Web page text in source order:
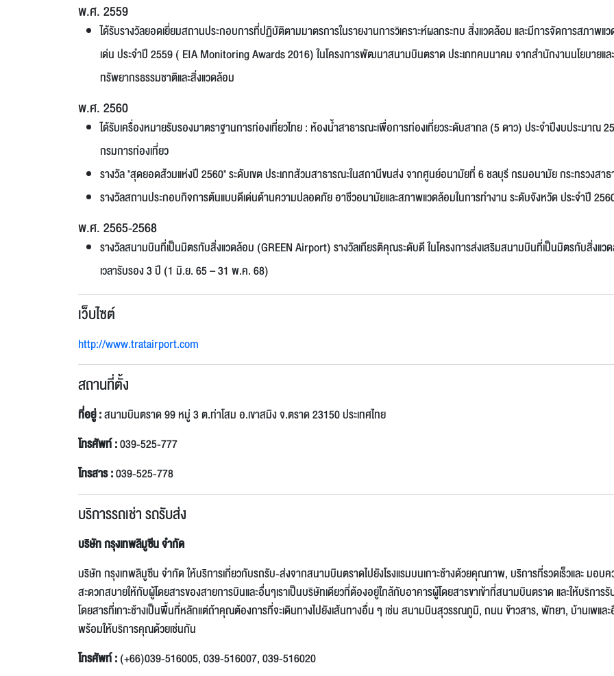
พ.ศ. 2559
ได้รับรางวัลยอดเยี่ยมสถานประกอบการที่ปฏิบัติตามมาตรการในรายงานการวิเคราะห์ผลกระทบ สิ่งแวดล้อม และมีการจัดการสภาพแ
เด่น ประจำปี 2559 ( EIA Monitoring Awards 2016) ในโครงการพัฒนาสนามบินตราด ประเภทคมนาคม จากสำนักงานนโยบายแล
ทรัพยากรธรรมชาติและสิ่งแวดล้อม
พ.ศ. 2560
ได้รับเครื่องหมายรับรองมาตราฐานการท่องเที่ยวไทย : ห้องน้ำสาธารณะเพื่อการท่องเที่ยวระดับสากล (5 ดาว) ประจำปีงบประมาณ
กรมการท่องเที่ยว
รางวัล "สุดยอดส้วมแห่งปี 2560" ระดับเขต ประเภทส้วมสาธารณะในสถานีขนส่ง จากศูนย์อนามัยที่ 6 ชลบุรี กรมอนามัย กระทรวงสา
รางวัลสถานประกอบกิจการต้นแบบดีเด่นด้านความปลอดภัย อาชีวอนามัยและสภาพแวดล้อมในการทำงาน ระดับจังหวัด ประจำปี
พ.ศ. 2565-2568
รางวัลสนามบินที่เป็นมิตรกับสิ่งแวดล้อม (GREEN Airport) รางวัลเกียรติคุณระดับดี ในโครงการส่งเสริมสนามบินที่เป็นมิตรกับสิ่งแว
เวลารับรอง 3 ปี (1 มิ.ย. 65 – 31 พ.ค. 68)
เว็บไซต์
http://www.tratairport.com
สถานที่ตั้ง
ที่อยู่ :สนามบินตราด 99 หมู่ 3 ต.ท่าโสม อ.เขาสมิง จ.ตราด 23150 ประเทศไทย
โทรศัพท์ :039-525-777
โทรสาร :039-525-778
บริการรถเช่า รถรับส่ง
บริษัท กรุงเทพลิมูซีน จำกัด
บริษัท กรุงเทพลิมูซีน จำกัด ให้บริการเกี่ยวกับรถรับ-ส่งจากสนามบินตราดไปยังโรงแรมบนเกาะช้างด้วยคุณภาพ, บริการที่รวดเร็วและ มอบ
สะดวกสบายให้กับผู้โดยสารของสายการบินและอื่นๆเราเป็นบริษัทเดียวที่ต้องอยู่ใกล้กับอาคารผู้โดยสารขาเข้าที่สนามบินตราด และให้บริการ
โดยสารที่เกาะช้างเป็นพื้นที่หลักแต่ถ้าคุณต้องการที่จะเดินทางไปยังเส้นทางอื่น ๆ เช่น สนามบินสุวรรณภูมิ, ถนน ข้าวสาร, พัทยา, บ้านเพและ
พร้อมให้บริการคุณด้วยเช่นกัน
โทรศัพท์ :(+66)039-516005, 039-516007, 039-516020